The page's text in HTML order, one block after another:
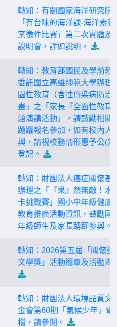
轉知：有關國家海洋研究院
「有台味的海洋課-海洋素養
案徵件比賽」第二次實體及
說明會，詳如說明。
轉知：教育部國民及學前教
委託國立高雄師範大學辦理
園性教育（含性傳染病防治
畫」之「家長『全面性教育
題演講活動」，請鼓勵相關
踴躍報名參加，如有校內人
與，請視校務情形惠予公(差
登記。
轉知：財團法人癌症關懷基
辦理之「『果』然無敵！水
卡挑戰賽」國小中年級健康
教育推廣活動資訊，鼓勵國
年級師生及家長踴躍參與。
轉知：2026第五屆「關懷動
文學獎」活動簡章及活動海
轉知：財團法人環境品質文
金會第60期「氣候少年」電
檔，請參閱。